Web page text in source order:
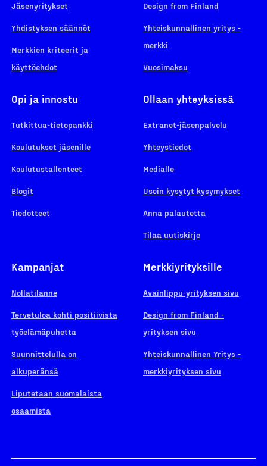
Jäsenyritykset
Yhdistyksen säännöt
Merkkien kriteerit ja
käyttöehdot
Design from Finland
Yhteiskunnallinen yritys -
merkki
Vuosimaksu
Opi ja innostu
Tutkittua-tietopankki
Koulutukset jäsenille
Koulutustallenteet
Blogit
Tiedotteet
Ollaan yhteyksissä
Extranet-jäsenpalvelu
Yhteystiedot
Medialle
Usein kysytyt kysymykset
Anna palautetta
Tilaa uutiskirje
Kampanjat
Nollatilanne
Tervetuloa kohti positiivista
työelämäpuhetta
Suunnittelulla on
alkuperänsä
Liputetaan suomalaista
osaamista
Merkkiyrityksille
Avainlippu-yrityksen sivu
Design from Finland -
yrityksen sivu
Yhteiskunnallinen Yritys -
merkkiyrityksen sivu